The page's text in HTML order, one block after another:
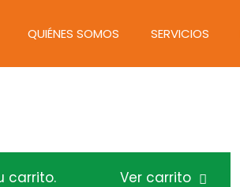
QUIÉNES SOMOS SERVICIOS
carrito. Ver carrito